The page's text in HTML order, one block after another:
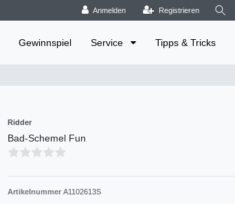
Anmelden Registrieren
Gewinnspiel Service Tipps & Tricks
Ridder
Bad-Schemel Fun
Artikelnummer A1102613S